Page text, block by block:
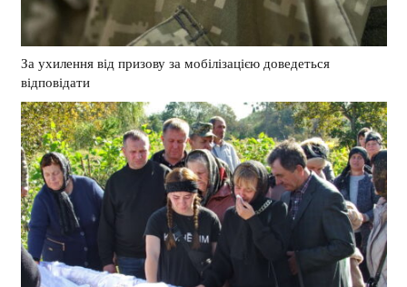
За ухилення від призову за мобілізацією доведеться
відповідати